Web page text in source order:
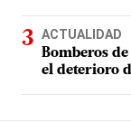
ACTUALIDAD
Bomberos
el deterioro